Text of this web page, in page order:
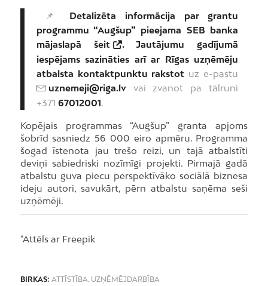
📌 Detalizēta informācija par grantu
programmu “Augšup” pieejama SEB banka
mājaslapā šeit
. Jautājumu gadījumā
iespējams sazināties arī ar Rīgas uzņēmēju
atbalsta kontaktpunktu rakstot uz e-pastu
uznemeji@riga.lvvai zvanot pa tālruni
+371 67012001
Kopējais programmas “Augšup” granta apjoms
šobrīd sasniedz 56 000 eiro apmēru. Programma
šogad īstenota jau trešo reizi, un tajā atbalstīti
deviņi sabiedriski nozīmīgi projekti. Pirmajā gadā
atbalstu guva piecu perspektīvāko sociālā biznesa
ideju autori, savukārt, pērn atbalstu saņēma seši
uzņēmēji.
*Attēls ar Freepik
BIRKAS: ATTĪSTĪBA, UZŅĒMĒJDARBĪBA